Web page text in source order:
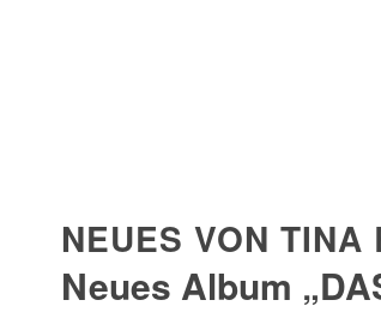
NEUES VON TINA
Neues Album